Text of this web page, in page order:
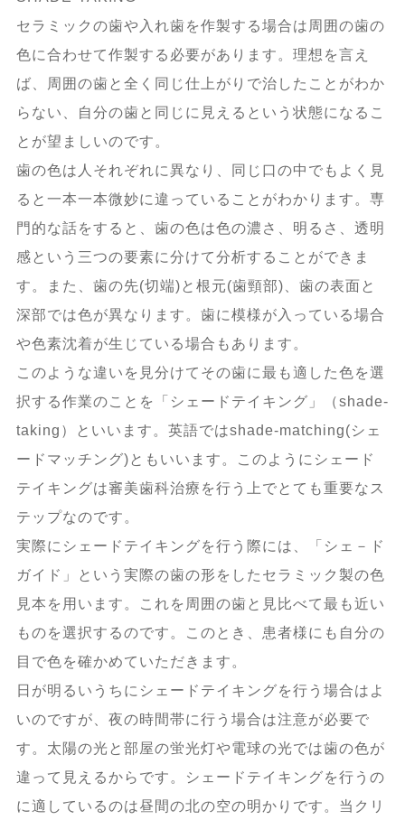
セラミックの歯や入れ歯を作製する場合は周囲の歯の
色に合わせて作製する必要があります。理想を言え
ば、周囲の歯と全く同じ仕上がりで治したことがわか
らない、自分の歯と同じに見えるという状態になるこ
とが望ましいのです。
歯の色は人それぞれに異なり、同じ口の中でもよく見
ると一本一本微妙に違っていることがわかります。専
門的な話をすると、歯の色は色の濃さ、明るさ、透明
感という三つの要素に分けて分析することができま
す。また、歯の先(切端)と根元(歯頸部)、歯の表面と
深部では色が異なります。歯に模様が入っている場合
や色素沈着が生じている場合もあります。
このような違いを見分けてその歯に最も適した色を選
択する作業のことを「シェードテイキング」（shade-
taking）といいます。英語ではshade-matching(シェ
ードマッチング)ともいいます。このようにシェード
テイキングは審美歯科治療を行う上でとても重要なス
テップなのです。
実際にシェードテイキングを行う際には、「シェ－ド
ガイド」という実際の歯の形をしたセラミック製の色
見本を用います。これを周囲の歯と見比べて最も近い
ものを選択するのです。このとき、患者様にも自分の
目で色を確かめていただきます。
日が明るいうちにシェードテイキングを行う場合はよ
いのですが、夜の時間帯に行う場合は注意が必要で
す。太陽の光と部屋の蛍光灯や電球の光では歯の色が
違って見えるからです。シェードテイキングを行うの
に適しているのは昼間の北の空の明かりです。当クリ